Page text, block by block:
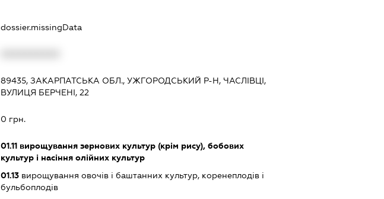
dossier.missingData
89435, ЗАКАРПАТСЬКА ОБЛ., УЖГОРОДСЬКИЙ Р-Н, ЧАСЛІВЦІ,
ВУЛИЦЯ БЕРЧЕНІ, 22
0 грн.
01.11вирощування зернових культур (крім рису), бобових
культур і насіння олійних культур
01.13вирощування овочів і баштанних культур, коренеплодів і
бульбоплодів